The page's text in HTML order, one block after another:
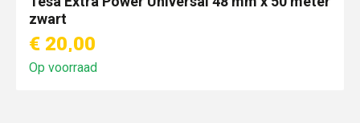
zwart
€ 20,00
Op voorraad